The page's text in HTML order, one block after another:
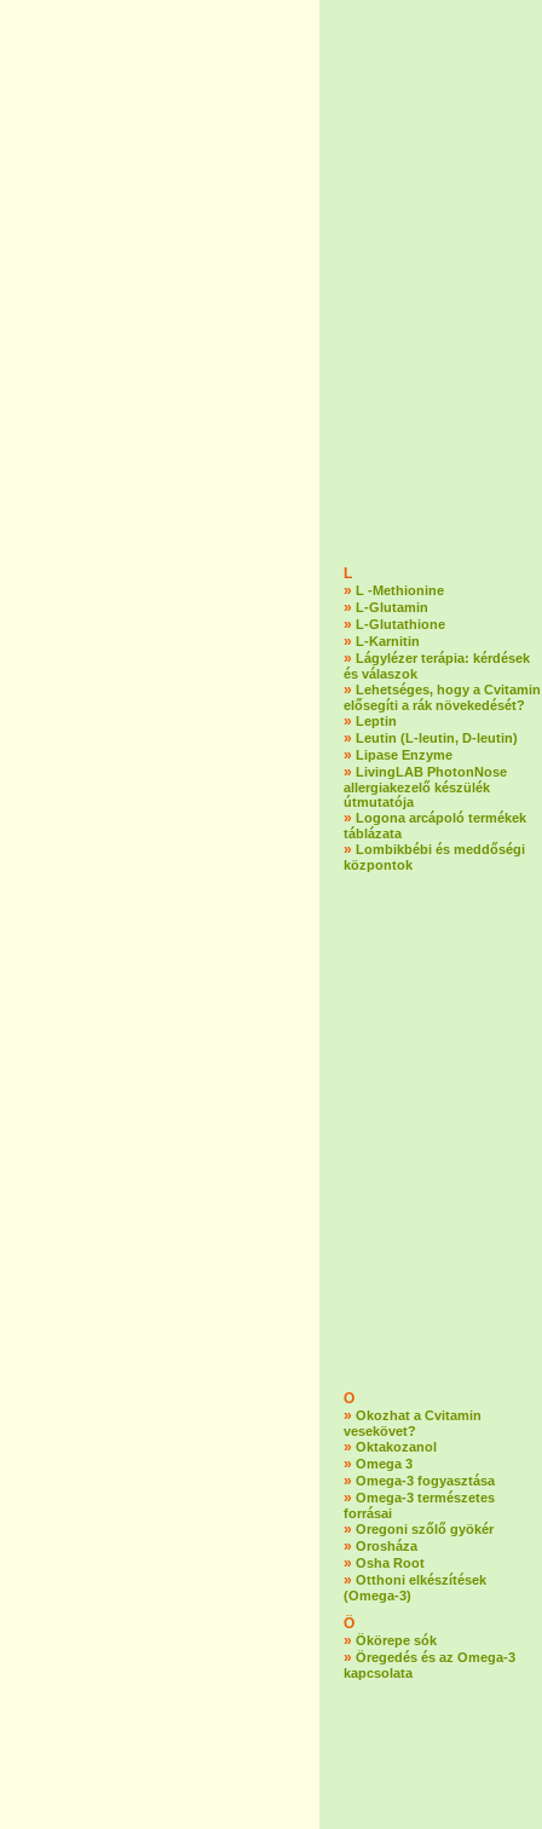
L
» L -Methionine
» L-Glutamin
» L-Glutathione
» L-Karnitin
» Lágylézer terápia: kérdések
és válaszok
» Lehetséges, hogy a Cvitamin
elősegíti a rák növekedését?
» Leptin
» Leutin (L-leutin, D-leutin)
» Lipase Enzyme
» LivingLAB PhotonNose
allergiakezelő készülék
útmutatója
» Logona arcápoló termékek
táblázata
» Lombikbébi és meddőségi
központok
O
» Okozhat a Cvitamin
vesekövet?
» Oktakozanol
» Omega 3
» Omega-3 fogyasztása
» Omega-3 természetes
forrásai
» Oregoni szőlő gyökér
» Orosháza
» Osha Root
» Otthoni elkészítések
(Omega-3)
Ö
» Ökörepe sók
» Öregedés és az Omega-3
kapcsolata